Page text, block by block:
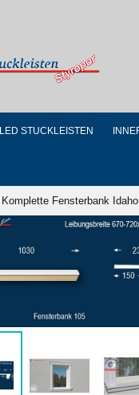
LED STUCKLEISTEN
Komplette Fensterbank